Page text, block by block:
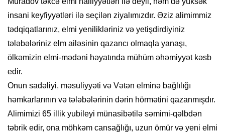
insani keyfiyyətləri ilə seçilən ziyalımızdır. Əziz alimimmiz
tədqiqatlarınız, elmi yenilikləriniz və yetişdirdiyiniz
tələbələriniz elm ailəsinin qazancı olmaqla yanaşı,
ölkəmizin elmi-mədəni həyatında mühüm əhəmiyyət kəsb
edir.
Onun sadəliyi, məsuliyyəti və Vətən elminə bağlılığı
həmkarlarının və tələbələrinin dərin hörmətini qazanmışdır.
Alimimizi 65 illik yubileyi münasibətilə səmimi-qəlbdən
təbrik edir, ona möhkəm cansağlığı, uzun ömür və yeni elmi